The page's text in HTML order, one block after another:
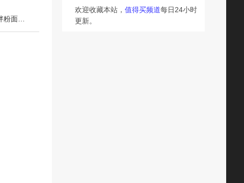
欢迎收藏本站， 值得买频道每日24小时
更新。